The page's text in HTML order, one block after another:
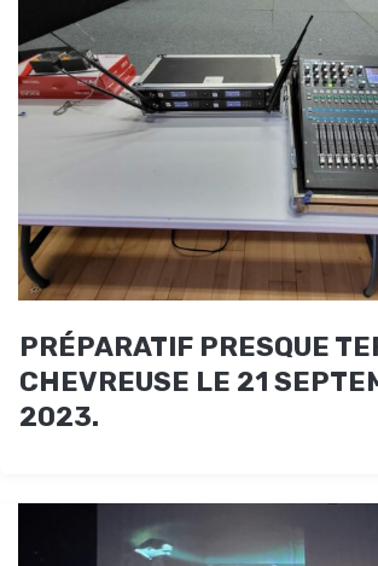
PRÉPARATIF PRESQUE
CHEVREUSE LE 21
2023.